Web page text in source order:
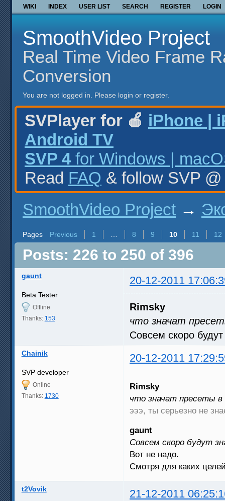
WIKI INDEX USER LIST SEARCH REGISTER LOGIN
SmoothVideo Project
Real Time Video Frame
Conversion
You are not logged in. Please login or register.
SVPlayer for 🍎 iPhone |
Android TV
SVP 4 for Windows |
Read FAQ & follow SVP
SmoothVideo Project →
Pages Previous 1 8 9 10 11 12
Posts: 226 to 250 of 396
gaunt 20-12-2011
Beta Tester
Offline
Thanks: 153
Rimsky
что значат
Совсем скоро
Chainik 20-12-2011
SVP developer
Online
Thanks: 1730
Rimsky
что значат пресеты в
эээ, ты серьезно не
gaunt
Совсем скоро будут
Вот не надо.
Смотря для каких
t2Vovik 21-12-2011